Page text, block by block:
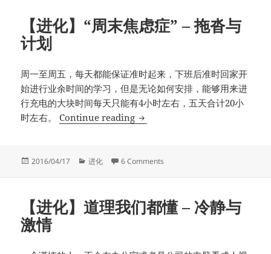
【进化】“周末焦虑症” – 拖沓与
计划
周一至周五，每天都能保证准时起来，下班后准时回家开
始进行业余时间的学习，但是无论如何安排，能够用来进
行充电的大块时间每天只能有4小时左右，五天合计20小
时左右。Continue reading 【进化】“周末焦虑症” – 拖沓与
Posted
2016/04/17 Categories
进化 6 Comments
【进化】道理我们都懂 – 冷静与
激情